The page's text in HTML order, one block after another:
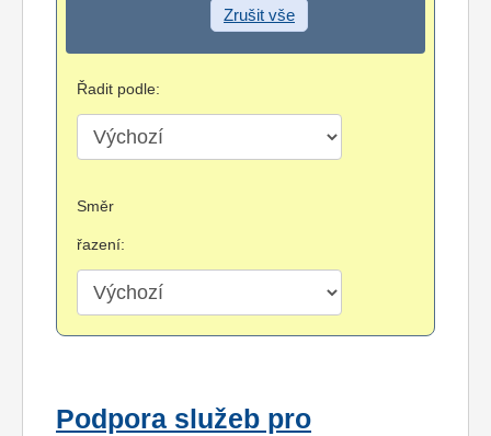
Zrušit vše
Řadit podle:
Směr
řazení:
Podpora služeb pro